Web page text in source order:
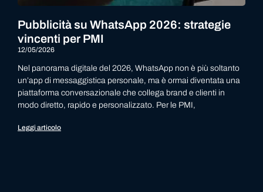
Pubblicità su WhatsApp 2026: strategie
vincenti per PMI
12/05/2026
Nel panorama digitale del 2026, WhatsApp non è più soltanto
un’app di messaggistica personale, ma è ormai diventata una
piattaforma conversazionale che collega brand e clienti in
modo diretto, rapido e personalizzato. Per le PMI,
Leggi articolo